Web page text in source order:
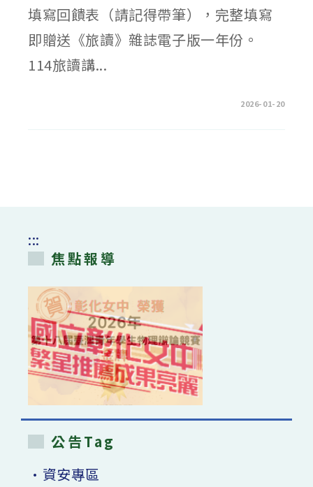
填寫回饋表（請記得帶筆），完整填寫
即贈送《旅讀》雜誌電子版一年份。
114旅讀講...
2026-01-20
:::
焦點報導
公告Tag
•資安專區